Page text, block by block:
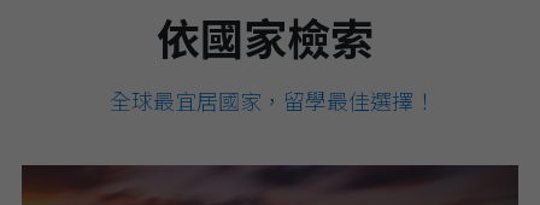
依國家檢索
全球最宜居國家，留學最佳選擇！